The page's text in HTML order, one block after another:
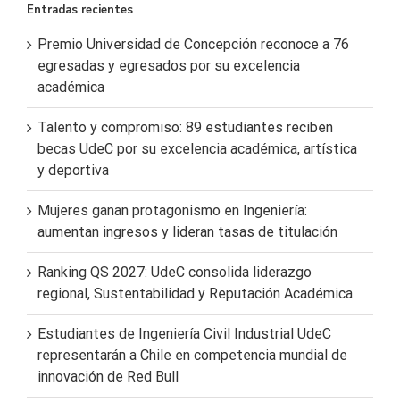
Entradas recientes
Premio Universidad de Concepción reconoce a 76
egresadas y egresados por su excelencia
académica
Talento y compromiso: 89 estudiantes reciben
becas UdeC por su excelencia académica, artística
y deportiva
Mujeres ganan protagonismo en Ingeniería:
aumentan ingresos y lideran tasas de titulación
Ranking QS 2027: UdeC consolida liderazgo
regional, Sustentabilidad y Reputación Académica
Estudiantes de Ingeniería Civil Industrial UdeC
representarán a Chile en competencia mundial de
innovación de Red Bull